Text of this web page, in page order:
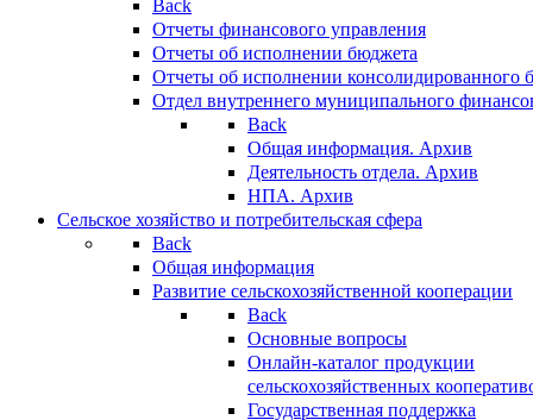
Back
Отчеты финансового управления
Отчеты об исполнении бюджета
Отчеты об исполнении консолидированного
Отдел внутреннего муниципального
Back
Общая информация. Архив
Деятельность отдела. Архив
НПА. Архив
Сельское хозяйство и потребительская сфера
Back
Общая информация
Развитие сельскохозяйственной кооперации
Back
Основные вопросы
Онлайн-каталог продукции
сельскохозяйственных
Государственная поддержка